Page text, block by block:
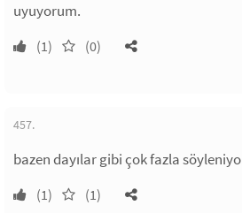
uyuyorum.
(1) (0)
457.
bazen dayılar gibi çok fazla
(1) (1)